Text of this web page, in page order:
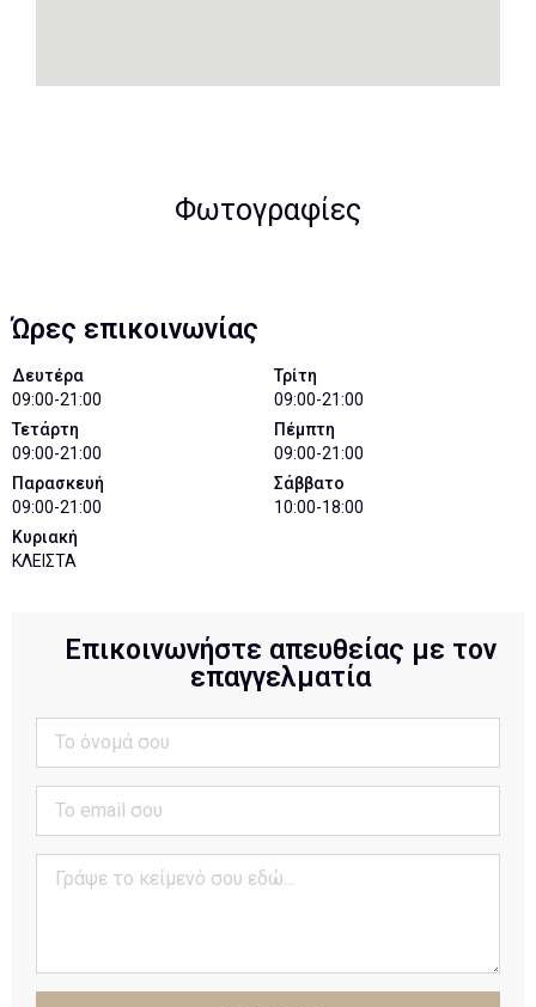
Φωτογραφίες
Ώρες επικοινωνίας
Δευτέρα
09:00-21:00
Τρίτη
09:00-21:00
Τετάρτη
09:00-21:00
Πέμπτη
09:00-21:00
Παρασκευή
09:00-21:00
Σάββατο
10:00-18:00
Κυριακή
ΚΛΕΙΣΤΑ
Επικοινωνήστε απευθείας με τον
επαγγελματία